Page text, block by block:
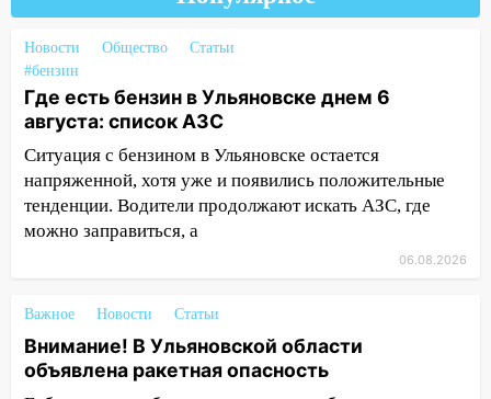
бензина Евро 2, Евро 3, Евро 4
11:12 Соцсети: на Рябикова автомобиль
врезался в забор
10:27 Где есть бензин в Ульяновске
днем 6 августа: список АЗС
10:16
Внимание! В Ульяновской области
объявлена ракетная опасность
51-летний мужчина
09:50 В Ульяновске черный коршун
застрял в тепловозе
Новости Общество
Статьи
#бензин
Где есть бензин в Ульяновске днем 6
августа: список АЗС
Ситуация с бензином в Ульяновске остается
напряженной, хотя уже и появились положительные
тенденции. Водители продолжают искать АЗС, где
можно заправиться, а
06.08.2026
Важное Новости Статьи
Внимание! В Ульяновской области
объявлена ракетная опасность